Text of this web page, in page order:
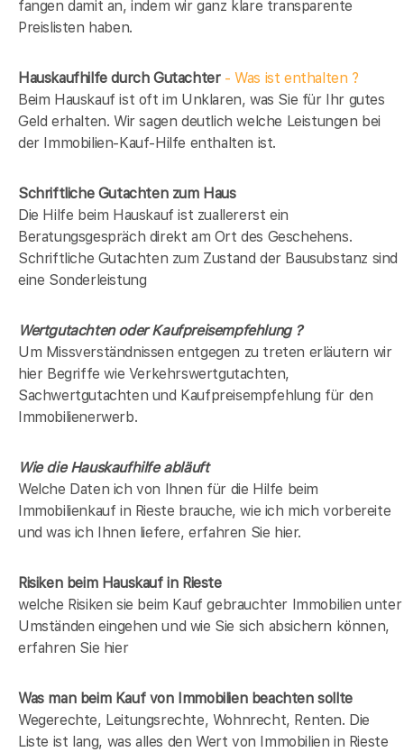
fangen damit an, indem wir ganz klare transparente
Preislisten haben.
Hauskaufhilfe durch Gutachter- Was ist enthalten ?
Beim Hauskauf ist oft im Unklaren, was Sie für Ihr gutes
Geld erhalten. Wir sagen deutlich welche Leistungen bei
der Immobilien-Kauf-Hilfe enthalten ist.
Schriftliche Gutachten zum Haus
Die Hilfe beim Hauskauf ist zuallererst ein
Beratungsgespräch direkt am Ort des Geschehens.
Schriftliche Gutachten zum Zustand der Bausubstanz sind
eine Sonderleistung
Wertgutachten oder Kaufpreisempfehlung ?
Um Missverständnissen entgegen zu treten erläutern wir
hier Begriffe wie Verkehrswertgutachten,
Sachwertgutachten und Kaufpreisempfehlung für den
Immobilienerwerb.
Wie die Hauskaufhilfe abläuft
Welche Daten ich von Ihnen für die Hilfe beim
Immobilienkauf in Rieste brauche, wie ich mich vorbereite
und was ich Ihnen liefere, erfahren Sie hier.
Risiken beim Hauskaufin Rieste
welche Risiken sie beim Kauf gebrauchter Immobilien unter
Umständen eingehen und wie Sie sich absichern können,
erfahren Sie hier
Was man beim Kauf von Immobilien beachten sollte
Wegerechte, Leitungsrechte, Wohnrecht, Renten. Die
Liste ist lang, was alles den Wert von Immobilien in Rieste